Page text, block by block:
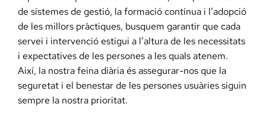
de sistemes de gestió, la formació contínua i l’adopció
de les millors pràctiques, busquem garantir que cada
servei i intervenció estigui a l’altura de les necessitats
i expectatives de les persones a les quals atenem.
Així, la nostra feina diària és assegurar-nos que la
seguretat i el benestar de les persones usuàries siguin
sempre la nostra prioritat.